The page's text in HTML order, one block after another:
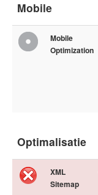
Mobile
Mobile
Optimization
Optimalisatie
XML
Sitemap